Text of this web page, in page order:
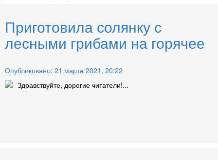
Приготовила солянку с
лесными грибами на горячее
Опубликовано: 21 марта 2021, 20:22
Здравствуйте, дорогие читатели!...